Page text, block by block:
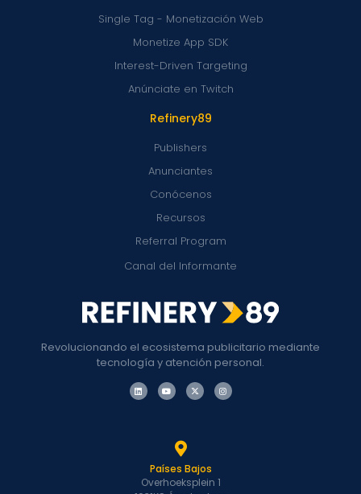
Revolucionando el ecosistema publicitario mediante
tecnología y atención personal.
Refinery89
Publishers
Anunciantes
Conócenos
Recursos
Referral Program
Canal del Informante
Single Tag - Monetización Web
Monetize App SDK
Interest-Driven Targeting
Anúnciate en Twitch
Países Bajos
Overhoeksplein 1